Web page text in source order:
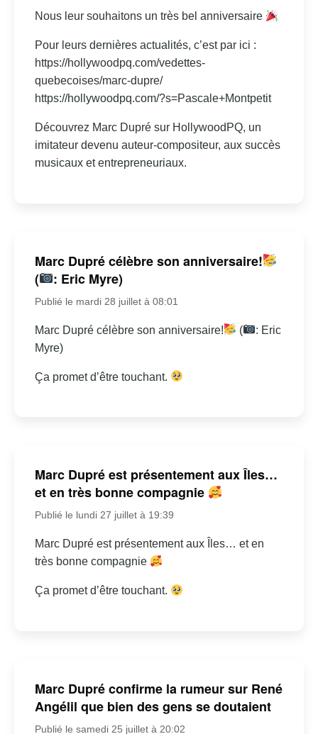
Nous leur souhaitons un très bel anniversaire
Pour leurs dernières actualités, c’est par ici :
https://hollywoodpq.com/vedettes-
quebecoises/marc-dupre/
https://hollywoodpq.com/?s=Pascale+Montpetit
Découvrez Marc Dupré sur HollywoodPQ, un
imitateur devenu auteur-compositeur, aux succès
musicaux et entrepreneuriaux.
Marc Dupré célèbre son anniversaire!
(
: Eric Myre)
Publié le mardi 28 juillet à 08:01
Marc Dupré célèbre son anniversaire! (
: Eric
Myre)
Ça promet d’être touchant.
Marc Dupré est présentement aux Îles…
et en très bonne compagnie
Publié le lundi 27 juillet à 19:39
Marc Dupré est présentement aux Îles… et en
très bonne compagnie
Ça promet d’être touchant.
Marc Dupré confirme la rumeur sur René
Angélil que bien des gens se doutaient
Publié le samedi 25 juillet à 20:02